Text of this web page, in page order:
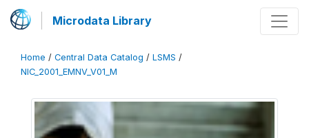
Microdata Library
Home / Central Data Catalog / LSMS /
NIC_2001_EMNV_V01_M